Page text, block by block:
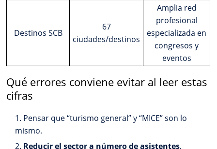
Destinos SCB
67
ciudades/destinos
Amplia red
profesional
especializada en
congresos y
eventos
Qué errores conviene evitar al leer estas
cifras
Pensar que “turismo general” y “MICE” son lo
mismo.
Reducir el sector a número de asistentes,